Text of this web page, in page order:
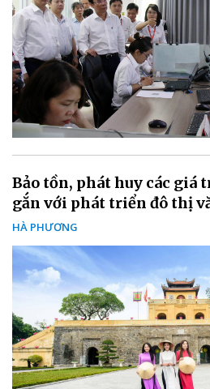
Bảo tồn, phát huy các giá
gắn với phát triển đô
HÀ PHƯƠNG